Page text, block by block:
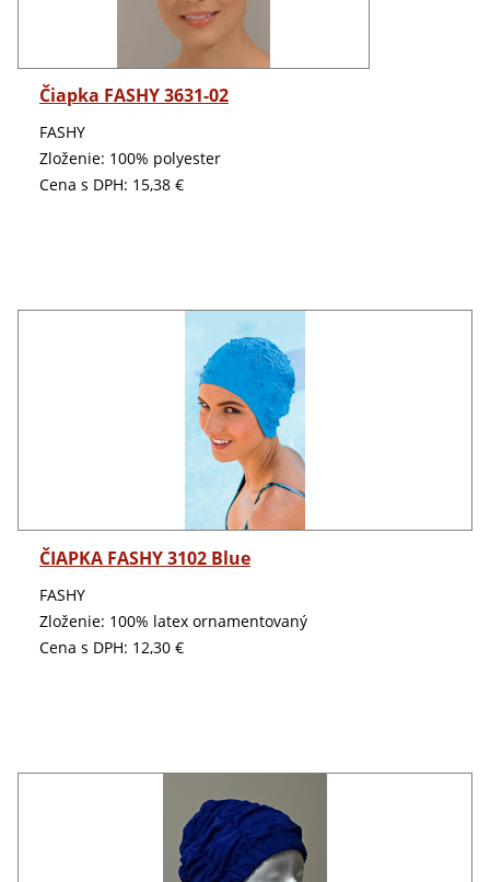
Detail
Čiapka FASHY 3631-02
FASHY
Zloženie: 100% polyester
Cena s DPH: 15,38 €
Detail
ČIAPKA FASHY 3102 Blue
FASHY
Zloženie: 100% latex ornamentovaný
Cena s DPH: 12,30 €